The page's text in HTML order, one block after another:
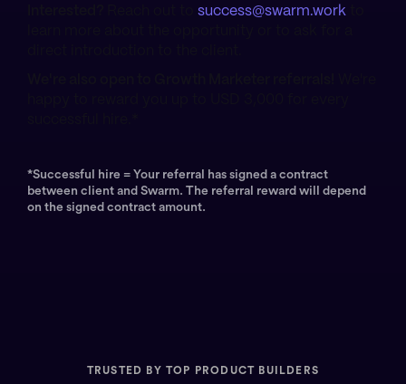
success@swarm.work
*Successful hire = Your referral has signed a contract
between client and Swarm. The referral reward will depend
on the signed contract amount.
TRUSTED BY TOP PRODUCT BUILDERS